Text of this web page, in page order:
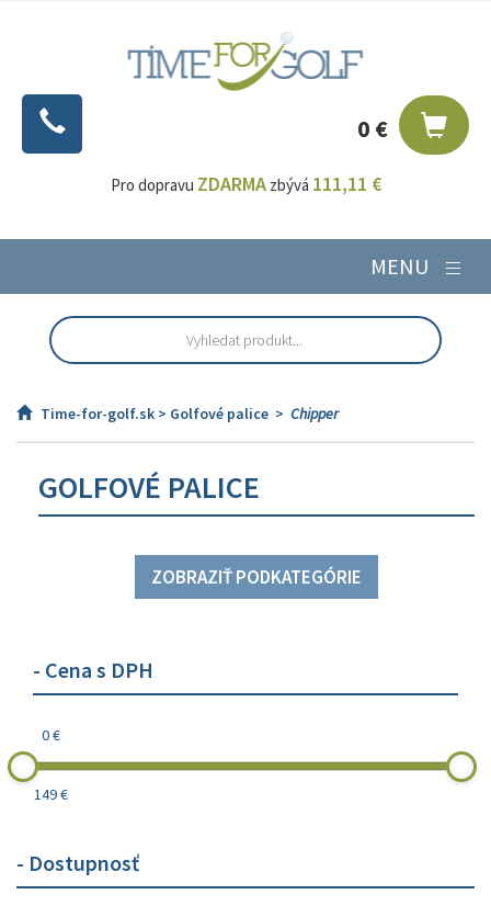
0 €
Pro dopravu ZDARMAzbývá 111,11 €
MENU
Time-for-golf.sk > Golfové palice > Chipper
GOLFOVÉ PALICE
ZOBRAZIŤ PODKATEGÓRIE
- Cena s DPH
0 €
149 €
- Dostupnosť